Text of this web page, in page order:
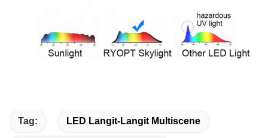
Tag: LED Langit-Langit Multiscene